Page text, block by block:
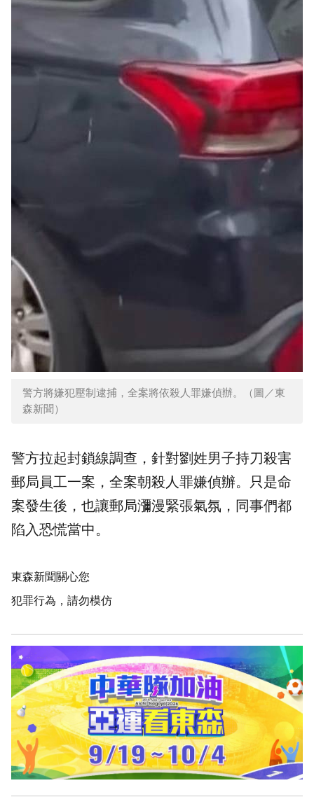
警方將嫌犯壓制逮捕，全案將依殺人罪嫌偵辦。（圖／東
森新聞）
警方拉起封鎖線調查，針對劉姓男子持刀殺害
郵局員工一案，全案朝殺人罪嫌偵辦。只是命
案發生後，也讓郵局瀰漫緊張氣氛，同事們都
陷入恐慌當中。
東森新聞關心您
犯罪行為，請勿模仿